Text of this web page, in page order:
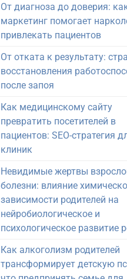
От диагноза до доверия:
маркетинг помогает
привлекать пациентов
От отката к результату:
восстановления
после запоя
Как медицинскому сайту
превратить посетителей в
пациентов: SEO-стратегия
клиник
Невидимые жертвы
болезни: влияние
зависимости родителей на
нейробиологическое и
психологическое развитие
Как алкоголизм родителей
трансформирует детскую